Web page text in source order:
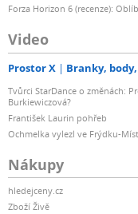
Forza Horizon 6 (recenze):
Video
Prostor X Branky,
Tvůrci StarDance o změnách:
Burkiewiczová?
František Laurin pohřeb
Ochmelka vylezl ve Frýdku-
Nákupy
hledejceny.cz
Zboží Živě